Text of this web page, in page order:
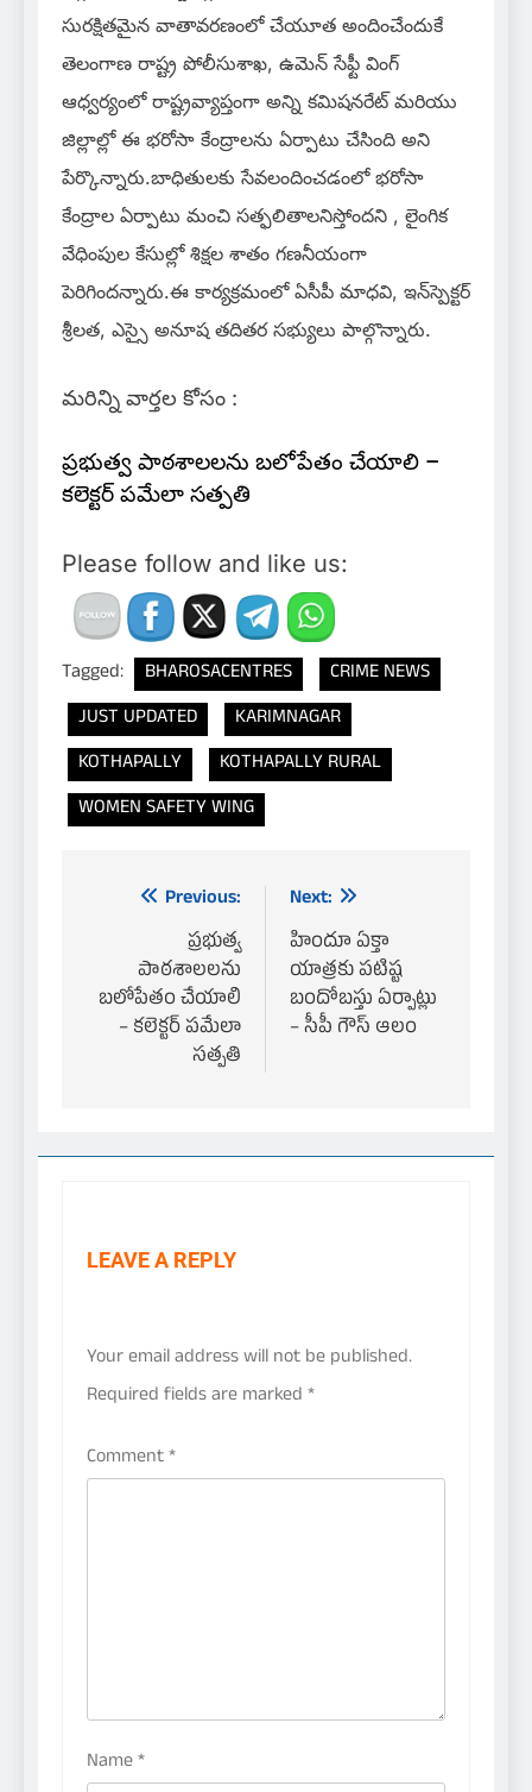
సురక్షితమైన వాతావరణంలో చేయూత అందించేందుకే
తెలంగాణ రాష్ట్ర పోలీసుశాఖ, ఉమెన్ సేఫ్టీ వింగ్
ఆధ్వర్యంలో రాష్ట్రవ్యాప్తంగా అన్ని కమిషనరేట్ మరియు
జిల్లాల్లో ఈ భరోసా కేంద్రాలను ఏర్పాటు చేసింది అని
పేర్కొన్నారు.బాధితులకు సేవలందించడంలో భరోసా
కేంద్రాల ఏర్పాటు మంచి సత్ఫలితాలనిస్తోందని , లైంగిక
వేధింపుల కేసుల్లో శిక్షల శాతం గణనీయంగా
పెరిగిందన్నారు.ఈ కార్యక్రమంలో ఏసీపీ మాధవి, ఇన్‌స్పెక్టర్
శ్రీలత, ఎస్సై అనూష తదితర సభ్యులు పాల్గొన్నారు.
మరిన్ని వార్తల కోసం :
ప్రభుత్వ పాఠశాలలను బలోపేతం చేయాలి –
కలెక్టర్ పమేలా సత్పతి
Please follow and like us:
Tagged: BHAROSACENTRES
CRIME NEWS
JUST UPDATED
KARIMNAGAR
KOTHAPALLY
KOTHAPALLY RURAL
WOMEN SAFETY WING
Post
Previous:
ప్రభుత్వ
పాఠశాలలను
బలోపేతం చేయాలి
– కలెక్టర్ పమేలా
సత్పతి
Next:
హిందూ ఏక్తా
యాత్రకు పటిష్ట
బందోబస్తు ఏర్పాట్లు
– సీపీ గౌస్ ఆలం
LEAVE A REPLY
Your email address will not be published.
Required fields are marked *
Comment*
Name*